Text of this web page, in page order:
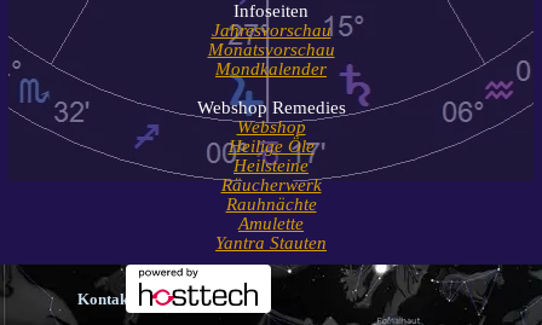
Infoseiten
Jahresvorschau
Monatsvorschau
Mondkalender
Webshop Remedies
Webshop
Heilige Öle
Heilsteine
Räucherwerk
Rauhnächte
Amulette
Yantra Stauten
Kontakt